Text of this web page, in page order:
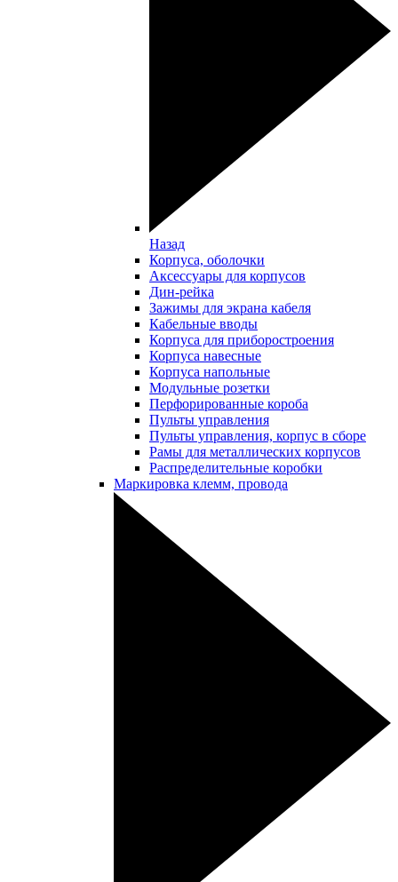
Назад
Корпуса, оболочки
Аксессуары для корпусов
Дин-рейка
Зажимы для экрана кабеля
Кабельные вводы
Корпуса для приборостроения
Корпуса навесные
Корпуса напольные
Модульные розетки
Перфорированные короба
Пульты управления
Пульты управления, корпус в сборе
Рамы для металлических корпусов
Распределительные коробки
Маркировка клемм, провода